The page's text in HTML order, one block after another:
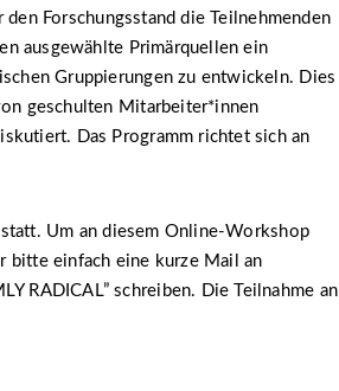
Forschungsstand die Teilnehmenden
ausgewählte Primärquellen ein
Gruppierungen zu entwickeln. Dies
geschulten Mitarbeiter*innen
Das Programm richtet sich an
statt. Um an diesem Online-Workshop
bitte einfach eine kurze Mail an
RADICAL” schreiben. Die Teilnahme an